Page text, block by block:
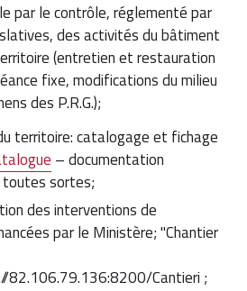
par le contrôle, réglementé par
des activités du bâtiment
(entretien et restauration
fixe, modifications du milieu
des P.R.G.);
territoire: catalogage et fichage
– documentation
sortes;
des interventions de
par le Ministère; "Chantier
82.106.79.136:8200/Cantieri ;